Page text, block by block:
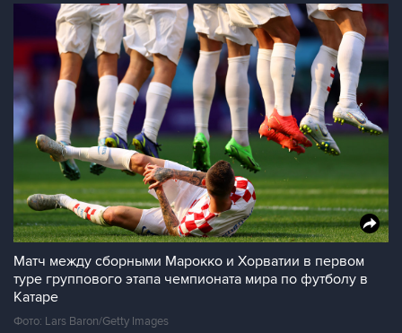
Матч между сборными Марокко и Хорватии в первом
туре группового этапа чемпионата мира по футболу в
Катаре
Фото: Lars Baron/Getty Images